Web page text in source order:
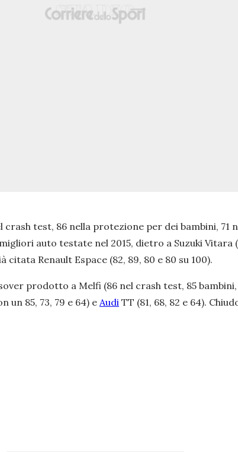
test, 86 nella protezione per dei bambini, 71
auto testate nel 2015, dietro a Suzuki
Renault Espace (82, 89, 80 e 80 su 100).
prodotto a Melfi (86 nel crash test, 85
un 85, 73, 79 e 64) e Audi TT (81, 68, 82 e 64).